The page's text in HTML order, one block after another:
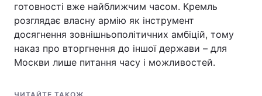
готовності вже найближчим часом. Кремль
розглядає власну армію як інструмент
досягнення зовнішньополітичних амбіцій, тому
наказ про вторгнення до іншої держави – для
Москви лише питання часу і можливостей.